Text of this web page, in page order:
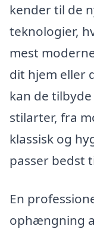
kender til de
teknologier,
mest
dit hjem eller
kan de
stilarter, fra
klassisk og
passer bedst
En
ophængning